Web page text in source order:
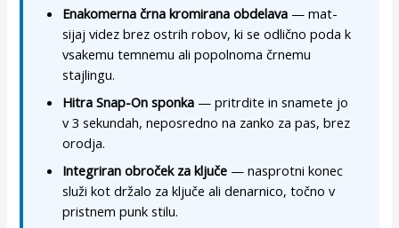
Enakomerna črna kromirana obdelava — mat-
sijaj videz brez ostrih robov, ki se odlično poda k
vsakemu temnemu ali popolnoma črnemu
stajlingu.
Hitra Snap-On sponka — pritrdite in snamete jo
v 3 sekundah, neposredno na zanko za pas, brez
orodja.
Integriran obroček za ključe — nasprotni konec
služi kot držalo za ključe ali denarnico, točno v
pristnem punk stilu.